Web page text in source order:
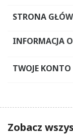
STRONA
INFORMACJA
TWOJE KONTO
Zobacz